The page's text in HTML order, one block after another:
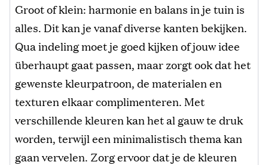
Groot of klein: harmonie en balans in je tuin is
alles. Dit kan je vanaf diverse kanten bekijken.
Qua indeling moet je goed kijken of jouw idee
überhaupt gaat passen, maar zorgt ook dat het
gewenste kleurpatroon, de materialen en
texturen elkaar complimenteren. Met
verschillende kleuren kan het al gauw te druk
worden, terwijl een minimalistisch thema kan
gaan vervelen. Zorg ervoor dat je de kleuren